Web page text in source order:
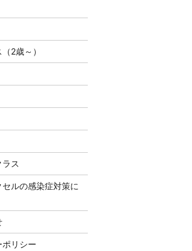
2歳～）
ス
ルの感染症対策に
ポリシー